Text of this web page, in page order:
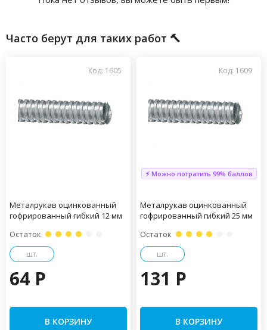
Часто берут для таких работ 🔨
Код: 1605
Металрукав оцинкованный
гофрированный гибкий 12 мм
Остаток
шт.
64 P
В КОРЗИНУ
Код: 1609
⚡ Можно потратить 99% баллов
Металрукав оцинкованный
гофрированный гибкий 25 мм
Остаток
шт.
131 P
В КОРЗИНУ